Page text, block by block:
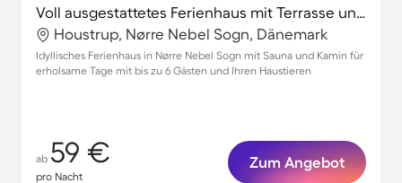
Voll ausgestattetes Ferienhaus mit Terrasse und Sauna | Haustierfreundlich
Houstrup, Nørre Nebel Sogn, Dänemark
Idyllisches Ferienhaus in Nørre Nebel Sogn mit Sauna und Kamin für
erholsame Tage mit bis zu 6 Gästen und Ihren Haustieren
ab 59 €
pro Nacht
Zum Angebot